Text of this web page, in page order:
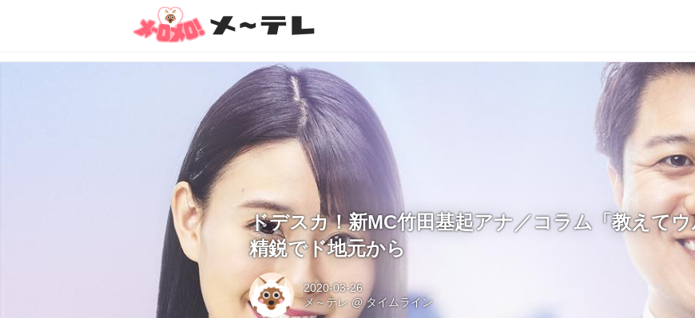
ドデスカ！新MC竹田基起アナ／コラム「教えて
精鋭でド地元から
2020-03-26
メ～テレ @タイムライン